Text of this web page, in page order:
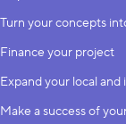
subscribe
Turn your concepts
Finance your project
Expand your local
Make a success of